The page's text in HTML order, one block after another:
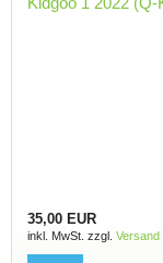
35,00 EUR
inkl. MwSt. zzgl. Versand